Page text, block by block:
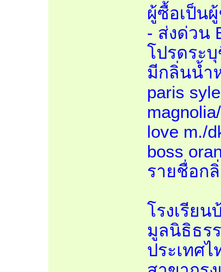
ผู้ซื้อเป็น
- ส่งด่วน
โปรดระ
มีกลิ่นน้ำ
paris
love m./
boss
รายชื่อก
โรงเรีย
มูลนิธิธร
ประเทศ